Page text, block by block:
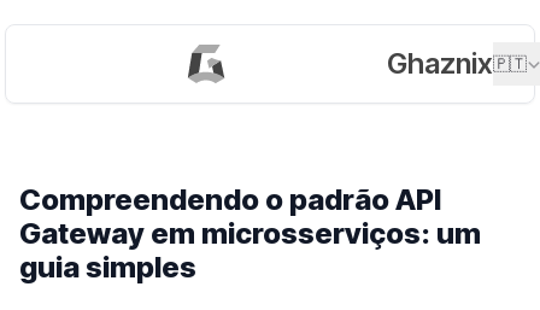
Ghaznix🇵🇹
Compreendendo o padrão API
Gateway em microsserviços: um
guia simples